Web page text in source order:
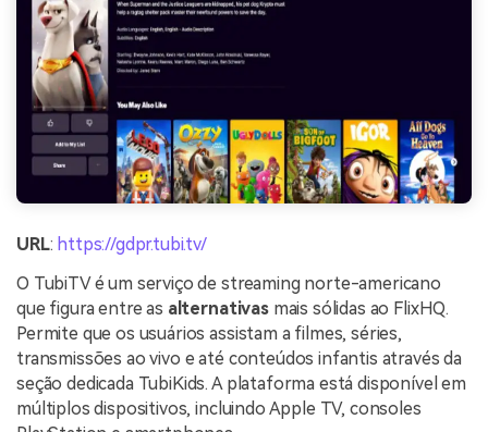
URL: https://gdpr.tubi.tv/
O TubiTV é um serviço de streaming norte-americano
que figura entre as alternativas mais sólidas ao FlixHQ.
Permite que os usuários assistam a filmes, séries,
transmissões ao vivo e até conteúdos infantis através da
seção dedicada TubiKids. A plataforma está disponível em
múltiplos dispositivos, incluindo Apple TV, consoles